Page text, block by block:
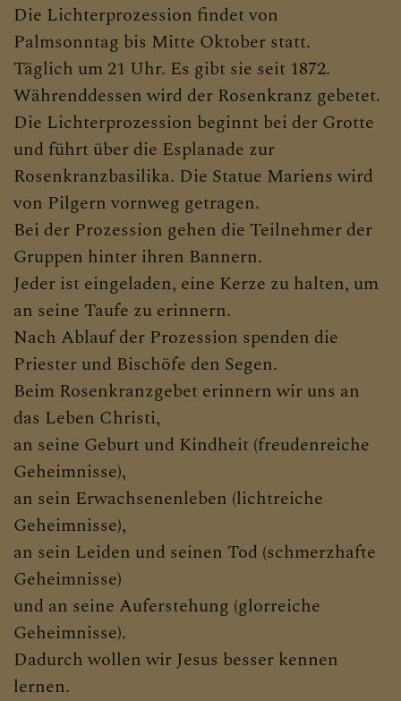
Die Lichterprozession findet von
Palmsonntag bis Mitte Oktober statt.
Täglich um 21 Uhr. Es gibt sie seit 1872.
Währenddessen wird der Rosenkranz gebetet.
Die Lichterprozession beginnt bei der Grotte
und führt über die Esplanade zur
Rosenkranzbasilika. Die Statue Mariens wird
von Pilgern vornweg getragen.
Bei der Prozession gehen die Teilnehmer der
Gruppen hinter ihren Bannern.
Jeder ist eingeladen, eine Kerze zu halten, um
an seine Taufe zu erinnern.
Nach Ablauf der Prozession spenden die
Priester und Bischöfe den Segen.
Beim Rosenkranzgebet erinnern wir uns an
das Leben Christi,
an seine Geburt und Kindheit (freudenreiche
Geheimnisse),
an sein Erwachsenenleben (lichtreiche
Geheimnisse),
an sein Leiden und seinen Tod (schmerzhafte
Geheimnisse)
und an seine Auferstehung (glorreiche
Geheimnisse).
Dadurch wollen wir Jesus besser kennen
lernen.